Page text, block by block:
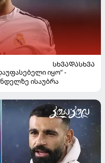
ᲡᲮᲕᲐᲓᲐᲡᲮᲕᲐ
იყო" -
ისაუბრა